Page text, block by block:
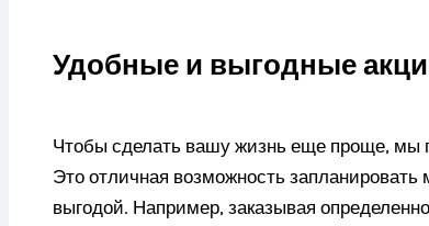
Удобные и выгодные
Чтобы сделать вашу жизнь еще проще, мы
Это отличная возможность
выгодой. Например, заказывая